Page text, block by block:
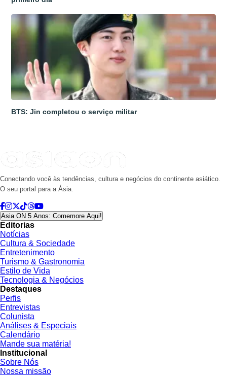
BTS: Jin completou o serviço militar
Conectando você às tendências, cultura e negócios do continente asiático.
O seu portal para a Ásia.
Asia ON 5 Anos: Comemore Aqui!
Editorias
Notícias
Cultura & Sociedade
Entretenimento
Turismo & Gastronomia
Estilo de Vida
Tecnologia & Negócios
Destaques
Perfis
Entrevistas
Colunista
Análises & Especiais
Calendário
Mande sua matéria!
Institucional
Sobre Nós
Nossa missão